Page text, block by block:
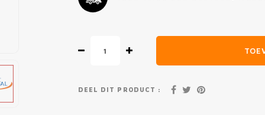
DEEL DIT PRODUCT :